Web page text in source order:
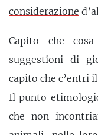
considerazione
Capito che
suggestioni di
capito che c’entri
Il punto
che non